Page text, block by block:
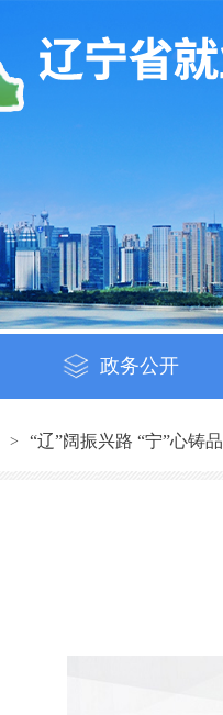
政务公开
> “辽”阔振兴路 “宁”心铸